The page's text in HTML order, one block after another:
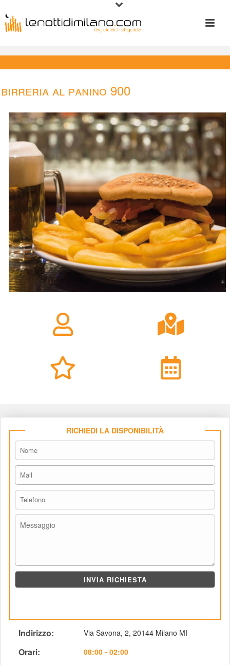
Birreria Al Panino 900
RICHIEDI LA DISPONIBILITÀ
Indirizzo: Via Savona, 2, 20144 Milano MI
Orari:
08:00 - 02:00